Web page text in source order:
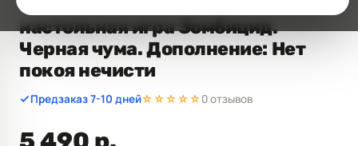
настольная игра Зомбицид.
Черная чума. Дополнение: Нет
покоя нечисти
Предзаказ 7-10 дней☆☆☆☆☆0 отзывов